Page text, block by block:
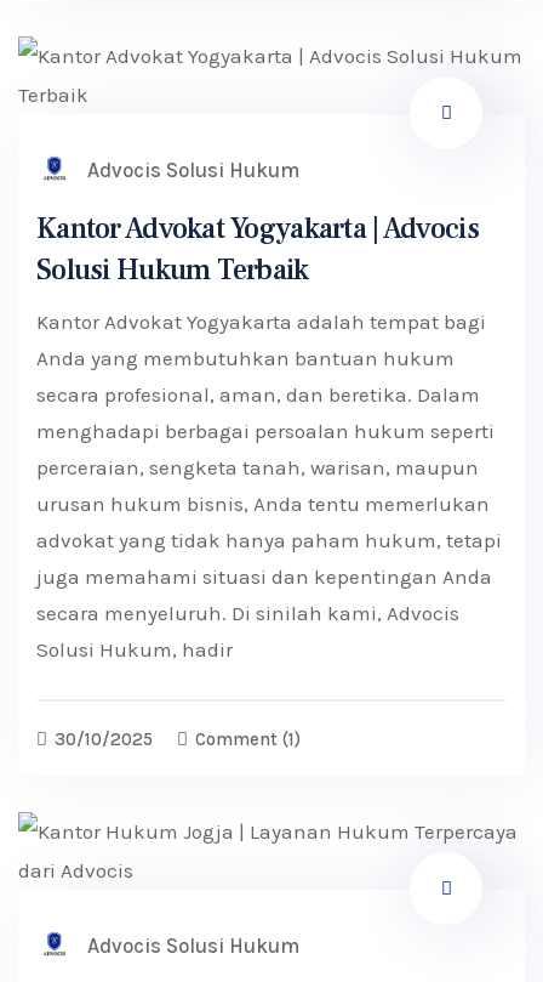
Advocis Solusi Hukum
Kantor Advokat Yogyakarta | Advocis
Solusi Hukum Terbaik
Kantor Advokat Yogyakarta adalah tempat bagi
Anda yang membutuhkan bantuan hukum
secara profesional, aman, dan beretika. Dalam
menghadapi berbagai persoalan hukum seperti
perceraian, sengketa tanah, warisan, maupun
urusan hukum bisnis, Anda tentu memerlukan
advokat yang tidak hanya paham hukum, tetapi
juga memahami situasi dan kepentingan Anda
secara menyeluruh. Di sinilah kami, Advocis
Solusi Hukum, hadir
30/10/2025 Comment (1)
Advocis Solusi Hukum